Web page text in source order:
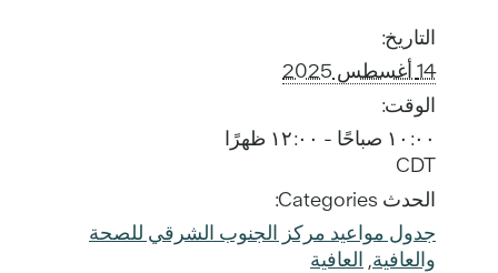
التاريخ:
14 أغسطس 2025
الوقت:
١٠:٠٠ صباحًا - ١٢:٠٠ ظهرًا
CDT
الحدث Categories:
جدول مواعيد مركز الجنوب الشرقي للصحة
والعافية, العافية